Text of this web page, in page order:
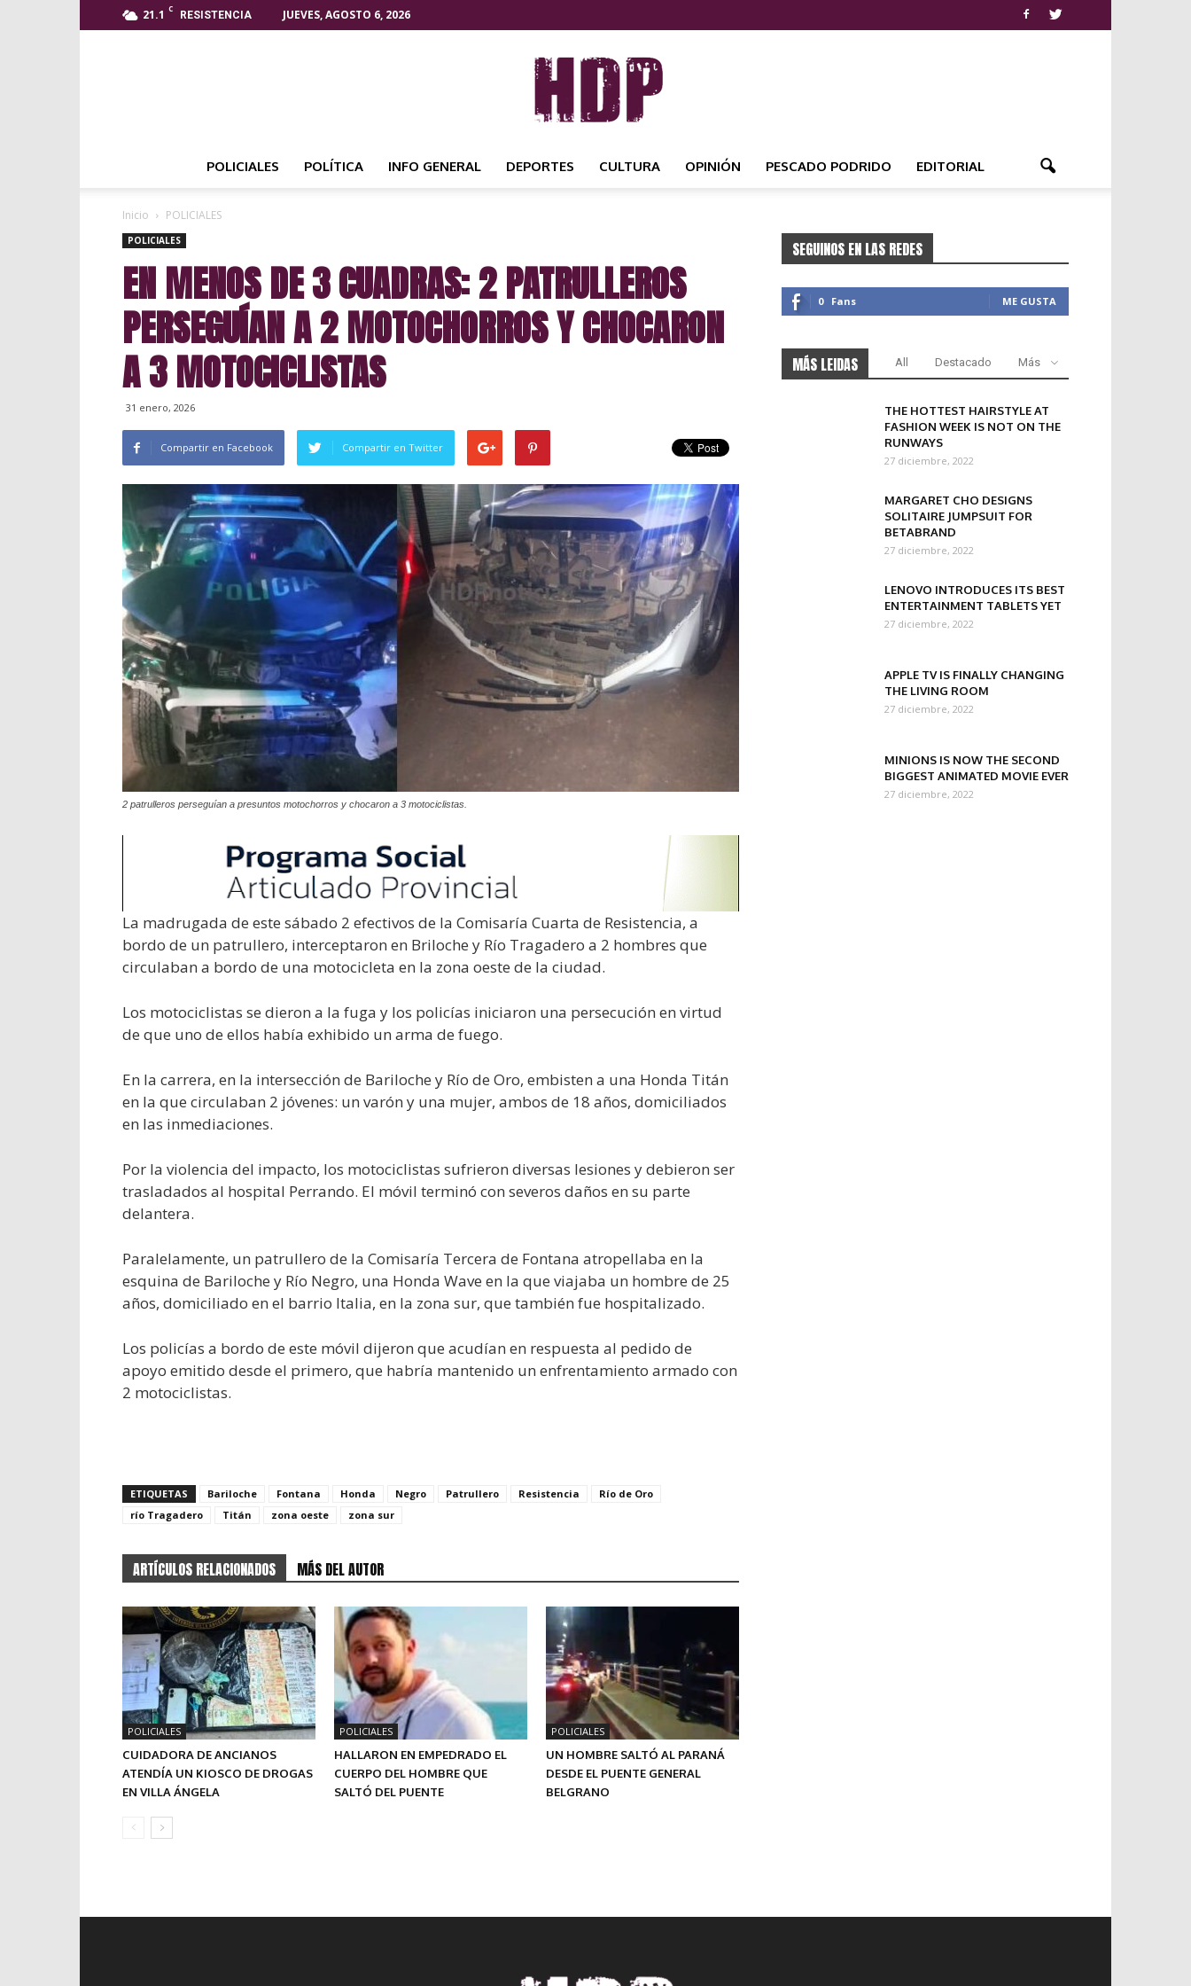
21.1 C
RESISTENCIA JUEVES, AGOSTO 6, 2026
NOTICIAS
POLICIALES POLÍTICA INFO GENERAL DEPORTES CULTURA OPINIÓN PESCADO PODRIDO EDITORIAL
Inicio POLICIALES
POLICIALES
EN MENOS DE 3 CUADRAS: 2 PATRULLEROS
PERSEGUÍAN A 2 MOTOCHORROS Y CHOCARON
A 3 MOTOCICLISTAS
31 enero, 2026
Compartir en Facebook Compartir en Twitter
2 patrulleros perseguían a presuntos motochorros y chocaron a 3 motociclistas.
La madrugada de este sábado 2 efectivos de la Comisaría Cuarta de Resistencia, a
bordo de un patrullero, interceptaron en Briloche y Río Tragadero a 2 hombres que
circulaban a bordo de una motocicleta en la zona oeste de la ciudad.
Los motociclistas se dieron a la fuga y los policías iniciaron una persecución en virtud
de que uno de ellos había exhibido un arma de fuego.
En la carrera, en la intersección de Bariloche y Río de Oro, embisten a una Honda Titán
en la que circulaban 2 jóvenes: un varón y una mujer, ambos de 18 años, domiciliados
en las inmediaciones.
Por la violencia del impacto, los motociclistas sufrieron diversas lesiones y debieron ser
trasladados al hospital Perrando. El móvil terminó con severos daños en su parte
delantera.
Paralelamente, un patrullero de la Comisaría Tercera de Fontana atropellaba en la
esquina de Bariloche y Río Negro, una Honda Wave en la que viajaba un hombre de 25
años, domiciliado en el barrio Italia, en la zona sur, que también fue hospitalizado.
Los policías a bordo de este móvil dijeron que acudían en respuesta al pedido de
apoyo emitido desde el primero, que habría mantenido un enfrentamiento armado con
2 motociclistas.
ETIQUETAS Bariloche Fontana Honda Negro Patrullero Resistencia
Río de Oro
río Tragadero
Titán zona oeste zona sur
ARTÍCULOS RELACIONADOS MÁS DEL AUTOR
POLICIALES
CUIDADORA DE ANCIANOS
ATENDÍA UN KIOSCO DE DROGAS
EN VILLA ÁNGELA
POLICIALES
HALLARON EN EMPEDRADO EL
CUERPO DEL HOMBRE QUE
SALTÓ DEL PUENTE
POLICIALES
UN HOMBRE SALTÓ AL PARANÁ
DESDE EL PUENTE GENERAL
BELGRANO
SEGUINOS EN LAS REDES
0 Fans ME GUSTA
MÁS LEIDAS All Destacado Más
THE HOTTEST HAIRSTYLE AT
FASHION WEEK IS NOT ON THE
RUNWAYS
27 diciembre, 2022
MARGARET CHO DESIGNS
SOLITAIRE JUMPSUIT FOR
BETABRAND
27 diciembre, 2022
LENOVO INTRODUCES ITS BEST
ENTERTAINMENT TABLETS YET
27 diciembre, 2022
APPLE TV IS FINALLY CHANGING
THE LIVING ROOM
27 diciembre, 2022
MINIONS IS NOW THE SECOND
BIGGEST ANIMATED MOVIE EVER
27 diciembre, 2022